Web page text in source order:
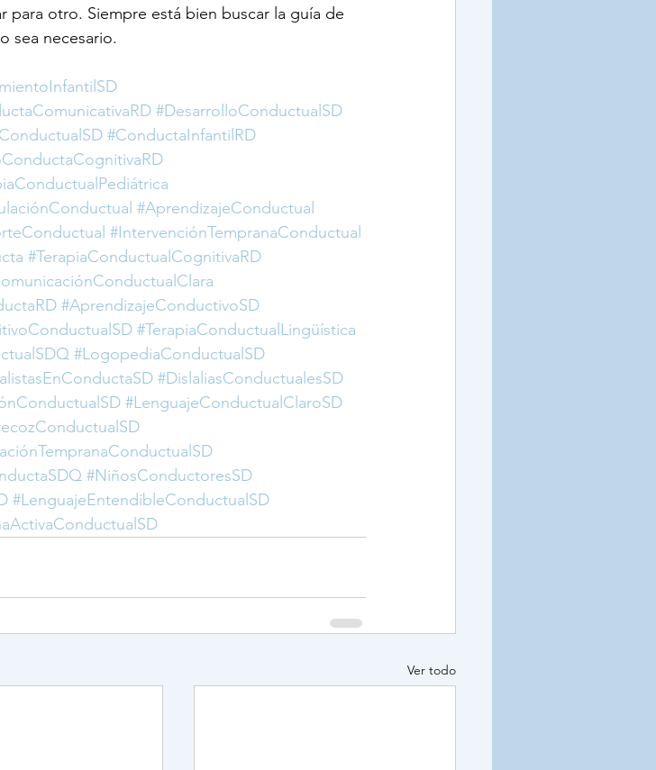
otro. Siempre está bien buscar la guía de
sea necesario.
#DesarrolloConductualSD
#ConductaInfantilRD
#AprendizajeConductual
#IntervenciónTempranaConductual
#TerapiaConductualCognitivaRD
#AprendizajeConductivoSD
#TerapiaConductualLingüística
#LogopediaConductualSD
#DislaliasConductualesSD
#LenguajeConductualClaroSD
#NiñosConductoresSD
#LenguajeEntendibleConductualSD
Ver todo